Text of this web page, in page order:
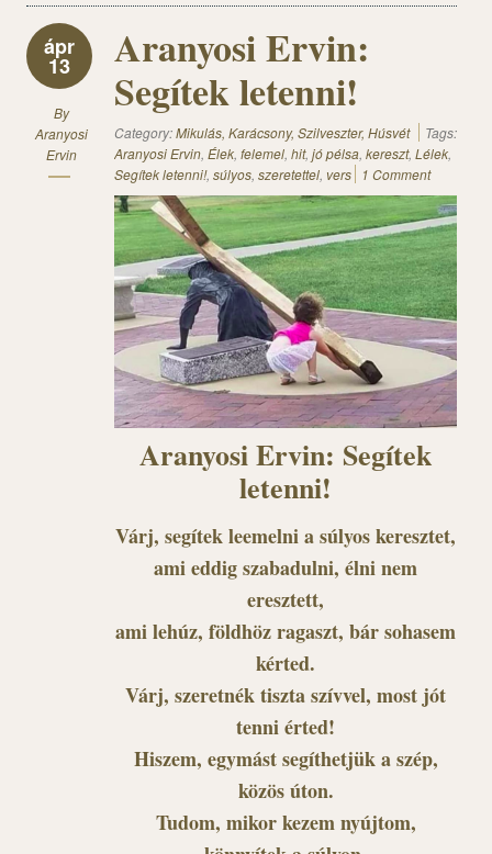
ápr
13
By
Aranyosi
Ervin
Aranyosi Ervin:
Segítek letenni!
Category:Mikulás, Karácsony, Szilveszter, Húsvét
Tags:
Aranyosi Ervin, Élek, felemel, hit, jó pélsa, kereszt, Lélek,
Segítek letenni!, súlyos, szeretettel, vers 1 Comment
Aranyosi Ervin: Segítek
letenni!
Várj, segítek leemelni a súlyos keresztet,
ami eddig szabadulni, élni nem
eresztett,
ami lehúz, földhöz ragaszt, bár sohasem
kérted.
Várj, szeretnék tiszta szívvel, most jót
tenni érted!
Hiszem, egymást segíthetjük a szép,
közös úton.
Tudom, mikor kezem nyújtom,